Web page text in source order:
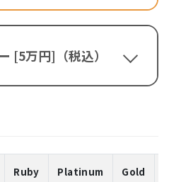
[5万円]（税込）
Ruby Platinum Gold